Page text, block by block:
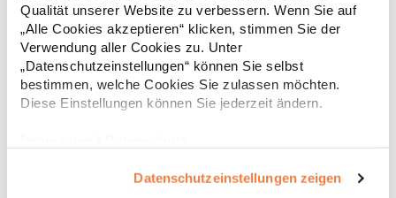
Qualität unserer Website zu verbessern. Wenn Sie auf
„Alle Cookies akzeptieren“ klicken, stimmen Sie der
Verwendung aller Cookies zu. Unter
„Datenschutzeinstellungen“ können Sie selbst
bestimmen, welche Cookies Sie zulassen möchten.
Diese Einstellungen können Sie jederzeit ändern.
Datenschutzeinstellungen zeigen
auf Rückseite Kapuze mit Single-Jersey-Futter Qualitativ
hochwertiges Nackenband mit Fischgrät-Muster Modischer
Kordelzug Widerstandsfähige Qualität Weiches Handgefühl
Glatte und weiche Oberfläche aus 100 % Baumwolle In
Seitennaht: Weiches Satin-EtikettGrammatur: 280
g/m²Materialzusammensetzung: 80% Baumwolle / 20%
Polyester (Heather Grey: 71% Baumwolle / 25% Polyester / 4%
Waterloo Office Park Building O, box 5 1410 Waterloo Belgien E-
23,60 € *
* Preise inkl. gesetzlicher Mwst. + Versandkosten *